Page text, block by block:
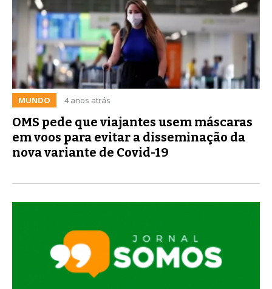
MUNDO 4 anos atrás
OMS pede que viajantes usem máscaras
em voos para evitar a disseminação da
nova variante de Covid-19